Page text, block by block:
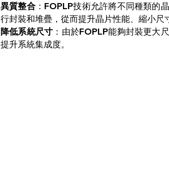
異質整合：FOPLP技術允許將不同種類的
行封裝和堆疊，從而提升晶片性能、縮小尺
降低系統尺寸 ：由於FOPLP能夠封裝更大
提升系統集成度。